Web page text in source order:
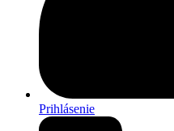
Prihlásenie